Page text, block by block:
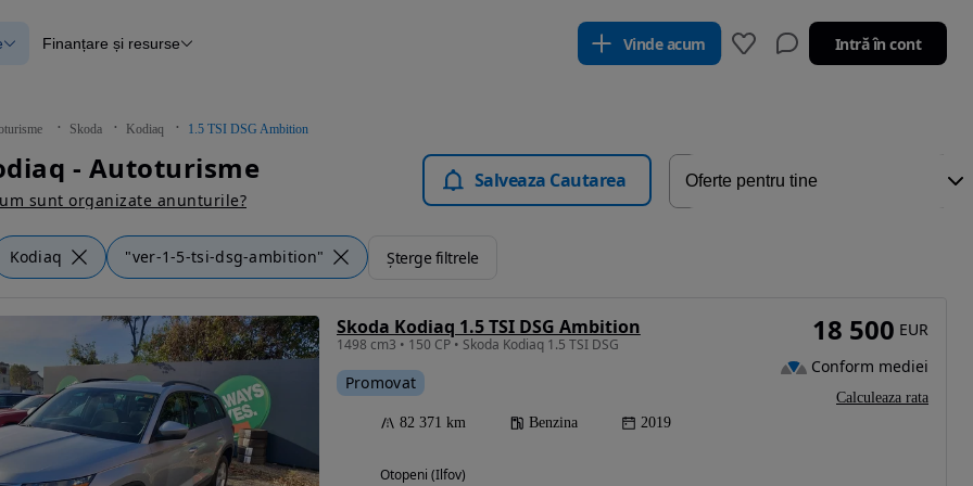
verificate
Blog Autovit.ro
Finanțare și resurse Vinde acum Intră în cont
Skoda Kodiaq 1.5 TSI DSG Ambition
- Autoturisme
sunt organizate anunturile?
Salveaza Cautarea
Kodiaq "ver-1-5-tsi-dsg-ambition" Șterge filtrele
Skoda Kodiaq 1.5 TSI DSG Ambition
1498 cm3 • 150 CP • Skoda Kodiaq 1.5 TSI DSG
Promovat
82 371 km Benzina 2019
Otopeni (Ilfov)
18 500 EUR
Conform mediei
Calculeaza rata